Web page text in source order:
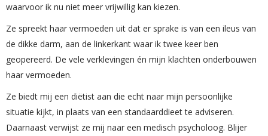
waarvoor ik nu niet meer vrijwillig kan kiezen.
Ze spreekt haar vermoeden uit dat er sprake is van een ileus van
de dikke darm, aan de linkerkant waar ik twee keer ben
geopereerd. De vele verklevingen én mijn klachten onderbouwen
haar vermoeden.
Ze biedt mij een diëtist aan die echt naar mijn persoonlijke
situatie kijkt, in plaats van een standaarddieet te adviseren.
Daarnaast verwijst ze mij naar een medisch psycholoog. Blijer